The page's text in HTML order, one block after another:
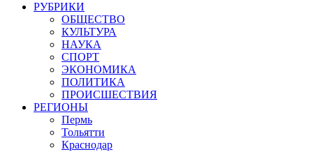
РУБРИКИ
ОБЩЕСТВО
КУЛЬТУРА
НАУКА
СПОРТ
ЭКОНОМИКА
ПОЛИТИКА
ПРОИСШЕСТВИЯ
РЕГИОНЫ
Пермь
Тольятти
Краснодар